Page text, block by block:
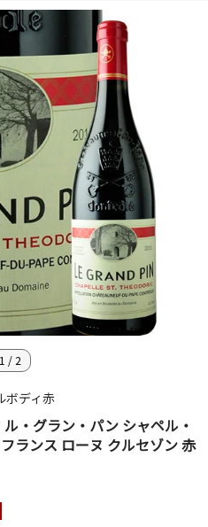
1 / 2
ボディ赤
・グラン・パン シャペル・
ランス ローヌ クルセゾン 赤